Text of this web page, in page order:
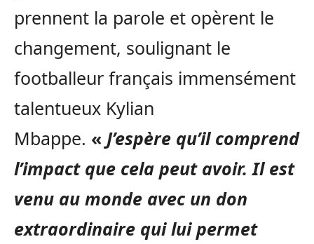
prennent la parole et opèrent le
changement, soulignant le
footballeur français immensément
talentueux Kylian
Mbappe. « J’espère qu’il comprend
l’impact que cela peut avoir. Il est
venu au monde avec un don
extraordinaire qui lui permet